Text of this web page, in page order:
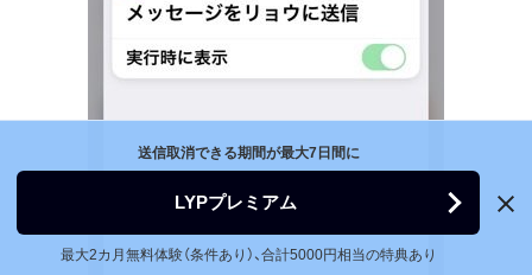
送信取消できる期間が最大7日間に
LYPプレミアム
最大2カ月無料体験（条件あり）、合計5000円相当の特典あり